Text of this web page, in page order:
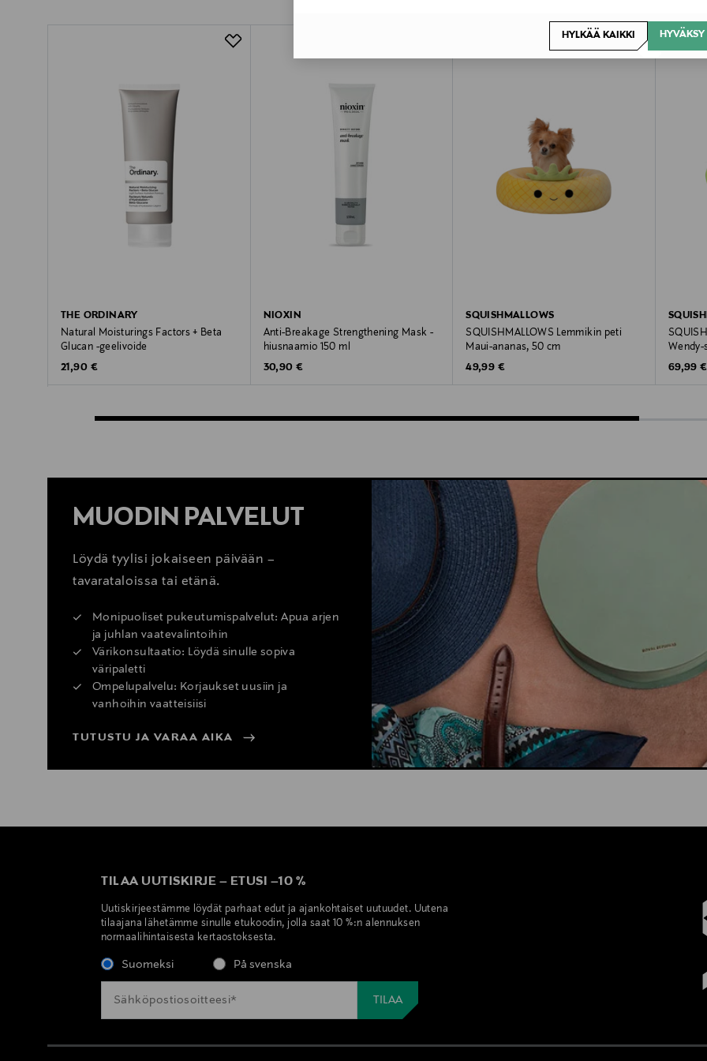
HYLKÄÄ KAIKKI
THE ORDINARY
Natural Moisturings Factors + Beta
Glucan -geelivoide
Original Price
21,90 €
NIOXIN
Anti-Breakage Strengthening Mask -
hiusnaamio 150 ml
Original Price
30,90 €
SQUISHMALLOWS
SQUISHMALLOWS Lemmikin peti
Maui-ananas, 50 cm
Original Price
49,99 €
Wendy-
Original
69,99 €
MUODIN PALVELUT
Löydä tyylisi jokaiseen päivään –
tavarataloissa tai etänä.
Monipuoliset pukeutumispalvelut: Apua arjen
ja juhlan vaatevalintoihin
Värikonsultaatio: Löydä sinulle sopiva
väripaletti
Ompelupalvelu: Korjaukset uusiin ja
vanhoihin vaatteisiisi
TUTUSTU JA VARAA AIKA
TILAA UUTISKIRJE – ETUSI –10 %
Uutiskirjeestämme löydät parhaat edut ja ajankohtaiset uutuudet. Uutena
tilaajana lähetämme sinulle etukoodin, jolla saat 10 %:n alennuksen
normaalihintaisesta kertaostoksesta.
Suomeksi På svenska